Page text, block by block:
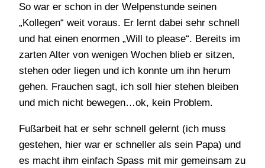
So war er schon in der Welpenstunde seinen
„Kollegen“ weit voraus. Er lernt dabei sehr schnell
und hat einen enormen „Will to please“. Bereits im
zarten Alter von wenigen Wochen blieb er sitzen,
stehen oder liegen und ich konnte um ihn herum
gehen. Frauchen sagt, ich soll hier stehen bleiben
und mich nicht bewegen…ok, kein Problem.
Fußarbeit hat er sehr schnell gelernt (ich muss
gestehen, hier war er schneller als sein Papa) und
es macht ihm einfach Spass mit mir gemeinsam zu